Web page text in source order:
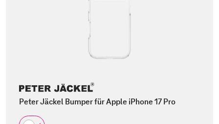
Peter Jäckel Bumper für Apple iPhone 17 Pro